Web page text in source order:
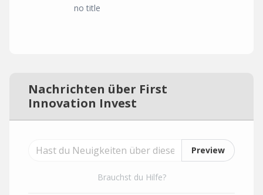
no title
Nachrichten über First
Innovation Invest
Preview
Brauchst du Hilfe?